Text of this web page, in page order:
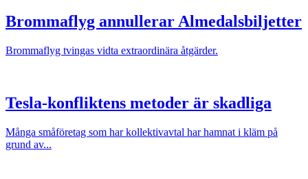
Brommaflyg annullerar Almedalsbiljetter
Brommaflyg tvingas vidta extraordinära åtgärder.
Tesla-konfliktens metoder är skadliga
Många småföretag som har kollektivavtal har hamnat i kläm på
grund av...